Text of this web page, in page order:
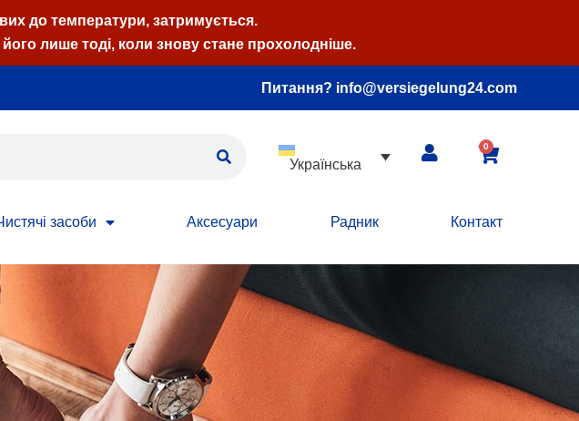
до температури, затримується.
лише тоді, коли знову стане прохолодніше.
Питання? info@versiegelung24.com
Українська
0
засоби Аксесуари Радник Контакт